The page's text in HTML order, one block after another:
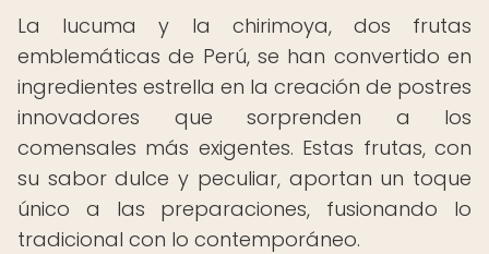
La lucuma y la chirimoya, dos frutas
emblemáticas de Perú, se han convertido en
ingredientes estrella en la creación de postres
innovadores que sorprenden a los
comensales más exigentes. Estas frutas, con
su sabor dulce y peculiar, aportan un toque
único a las preparaciones, fusionando lo
tradicional con lo contemporáneo.